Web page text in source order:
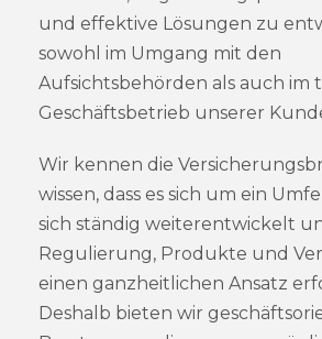
und effektive Lösungen zu
sowohl im Umgang mit den
Aufsichtsbehörden als auch im
Geschäftsbetrieb unserer
Wir kennen die
wissen, dass es sich um ein
sich ständig weiterentwickelt
Regulierung, Produkte und
einen ganzheitlichen Ansatz
Deshalb bieten wir